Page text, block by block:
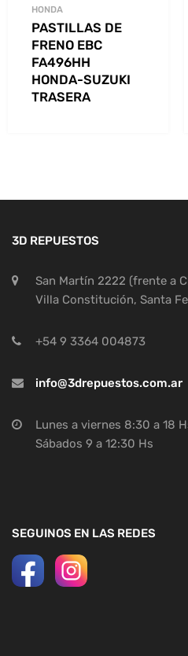
HONDA
PASTILLAS DE
FRENO EBC
FA496HH
HONDA-SUZUKI
TRASERA
3D REPUESTOS
San Martín 2222 (frente a
Villa Constitución, Santa
+54 9 3364 004873
info@3drepuestos.com.ar
Lunes a viernes 8:30 a 18
Sábados 9 a 12:30 Hs
SEGUINOS EN LAS REDES